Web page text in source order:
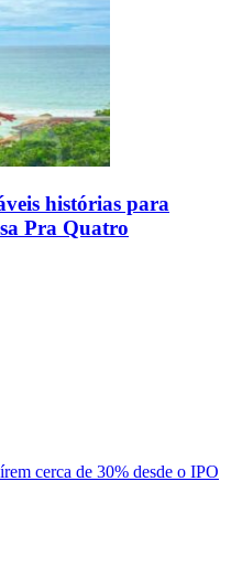
histórias para
Pra Quatro
cerca de 30% desde o IPO